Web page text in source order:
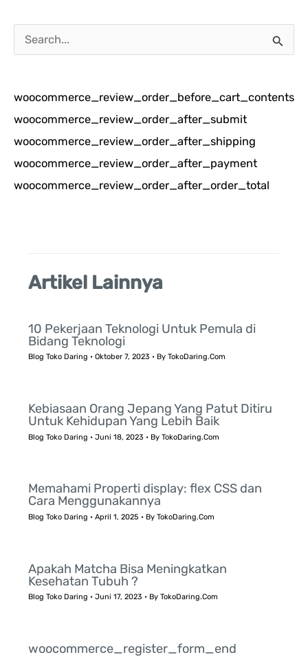
a
i
u
n
t
u
woocommerce_review_order_before_cart_contents
woocommerce_review_order_after_submit
woocommerce_review_order_after_shipping
woocommerce_review_order_after_payment
woocommerce_review_order_after_order_total
Artikel Lainnya
10 Pekerjaan Teknologi Untuk Pemula di
Bidang Teknologi
Blog Toko Daring •Oktober 7, 2023 • ByTokoDaring.Com
Kebiasaan Orang Jepang Yang Patut Ditiru
Untuk Kehidupan Yang Lebih Baik
Blog Toko Daring •Juni 18, 2023 • ByTokoDaring.Com
Memahami Properti display: flex CSS dan
Cara Menggunakannya
Blog Toko Daring •April 1, 2025 • ByTokoDaring.Com
Apakah Matcha Bisa Meningkatkan
Kesehatan Tubuh ?
Blog Toko Daring •Juni 17, 2023 • ByTokoDaring.Com
woocommerce_register_form_end